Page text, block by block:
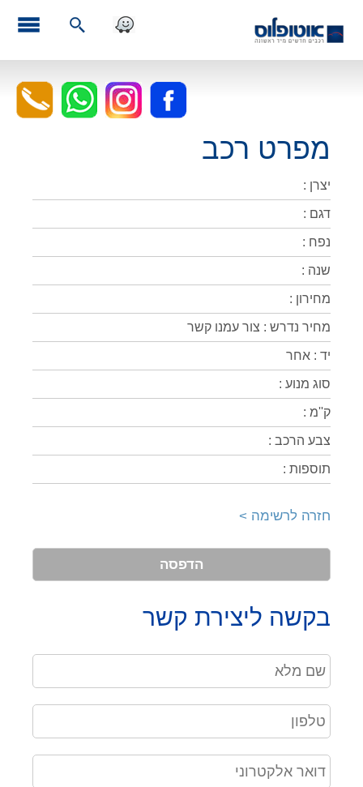
מפרט רכב
יצרן :
דגם :
נפח :
שנה :
מחירון :
מחיר נדרש : צור עמנו קשר
יד : אחר
סוג מנוע :
ק''מ :
צבע הרכב :
תוספות :
חזרה לרשימה >
הדפסה
בקשה ליצירת קשר